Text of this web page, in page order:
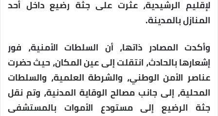
لإقليم الرشيدية، عثرت على جثة رضيع داخل أحد
المنازل بالمدينة.
وأكدت المصادر ذاتها، أن السلطات الأمنية، فور
إشعارها بالحادث، انتقلت إلى عين المكان، حيث حضرت
عناصر الأمن الوطني، والشرطة العلمية، والسلطات
المحلية، إلى جانب مصالح الوقاية المدنية، وتم نقل
جثة الرضيع إلى مستودع الأموات بالمستشفى